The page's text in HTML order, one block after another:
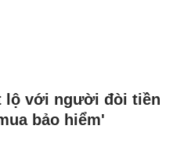
lộ với người đòi tiền
bảo hiểm'